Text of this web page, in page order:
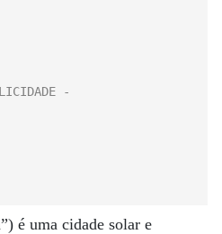
é uma cidade solar e